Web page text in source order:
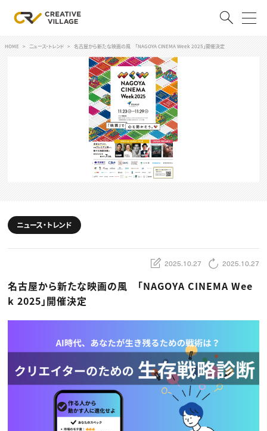
ACCOUNT
ログイン 会員登録
クリエイター求人を探す
CREATIVE JOB求人検索
スキルアップしたい！
デザイン
編集・ライティング
マーケティング
ディレクション
業界解説・キャリア事情
お役立ち基礎知識
TOP Creator’s コラム
Webクリエイター
アプリクリエイター
ゲームクリエイター
映像クリエイター
マーケッター
C＆R Magazine
セミナー
映像
広告
出版
CREATIVE VILLAGEからのお知らせ
プロフェッショナル×つながる×メディア
HOME ニュース・トレンド 名古屋から新たな映画の風 「NAGOYA CINEMA Week 2025」開催決定
ニュース・トレンド
2025.10.27 2025.10.27
名古屋から新たな映画の風 「NAGOYA CINEMA Wee
k 2025」開催決定